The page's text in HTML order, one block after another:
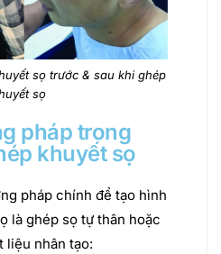
sọ trước & sau khi ghép
sọ
pháp trong
khuyết sọ
pháp chính để tạo hình
là ghép sọ tự thân hoặc
liệu nhân tạo: